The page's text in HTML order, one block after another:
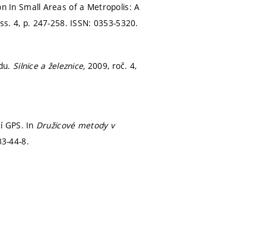
In Small Areas of a Metropolis: A
4, p. 247-258. ISSN: 0353-5320.
Silnice a železnice, 2009, roč. 4,
GPS. In Družicové metody v
44-8.